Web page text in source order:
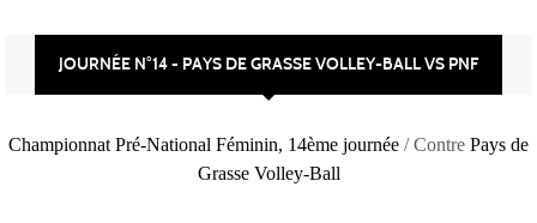
JOURNÉE N°14 - PAYS DE GRASSE VOLLEY-BALL VS PNF
Championnat Pré-National Féminin, 14ème journée / Contre Pays de
Grasse Volley-Ball